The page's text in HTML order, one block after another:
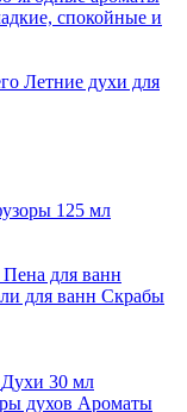
спокойные и
Летние духи для
125 мл
Пена для ванн
для ванн Скрабы
Духи 30 мл
духов Ароматы